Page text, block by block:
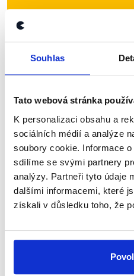
Souhlas
Tato webová stránka
K personalizaci obsahu a
sociálních médií a analýze
soubory cookie. Informace
sdílíme se svými partnery
analýzy. Partneři tyto údaje
dalšími informacemi, které
získali v důsledku toho, že
newsletteru nebo
kanálu, kde
přehled o tom, jaké
nepravdy se
Newsletter